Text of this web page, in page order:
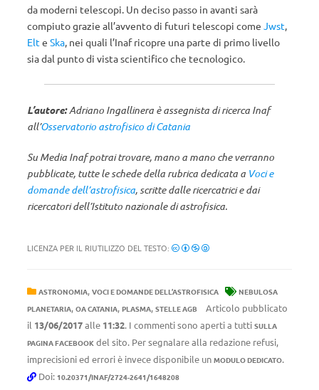
da moderni telescopi. Un deciso passo in avanti sarà
compiuto grazie all’avvento di futuri telescopi come Jwst,
Elt e Ska, nei quali l’Inaf ricopre una parte di primo livello
sia dal punto di vista scientifico che tecnologico.
L’autore:Adriano Ingallinera è assegnista di ricerca Inaf
all’Osservatorio astrofisico di Catania
Su Media Inaf potrai trovare, mano a mano che verranno
pubblicate, tutte le schede della rubrica dedicata a Voci e
domande dell’astrofisica, scritte dalle ricercatrici e dai
ricercatori dell’Istituto nazionale di astrofisica.
LICENZA PER IL RIUTILIZZO DEL TESTO:
ASTRONOMIA, VOCI E DOMANDE DELL’ASTROFISICA
NEBULOSA
PLANETARIA, OA CATANIA, PLASMA, STELLE AGB
Articolo pubblicato
il 13/06/2017alle 11:32. I commenti sono aperti a tutti SULLA
PAGINA FACEBOOK del sito. Per segnalare alla redazione refusi,
imprecisioni ed errori è invece disponibile un MODULO DEDICATO.
Doi: 10.20371/INAF/2724-2641/1648208